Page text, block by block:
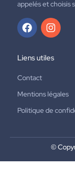
appelés et choisis
Liens utiles
Contact
Mentions légales
Politique de
©